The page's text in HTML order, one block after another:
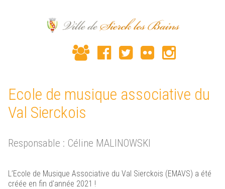
Ecole de musique associative du
Val Sierckois
Responsable : Céline MALINOWSKI
L’Ecole de Musique Associative du Val Sierckois (EMAVS) a été
créée en fin d'année 2021 !